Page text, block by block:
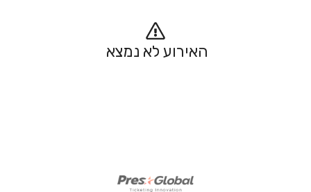
האירוע לא נמצא